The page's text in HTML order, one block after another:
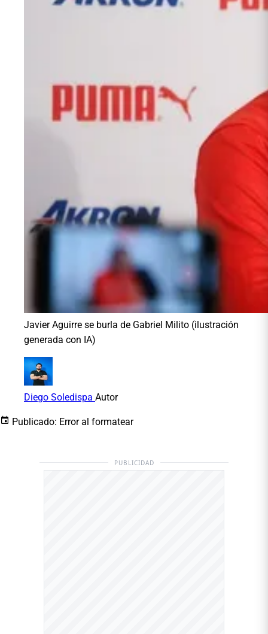
Javier Aguirre se burla de Gabriel Milito (ilustración
generada con IA)
Diego Soledispa Autor
Publicado: Error al formatear
PUBLICIDAD